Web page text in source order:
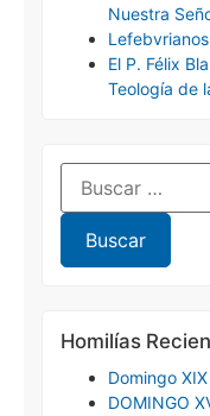
Nuestra
El P. Félix
Teología de
Homilías
Domingo
DOMINGO